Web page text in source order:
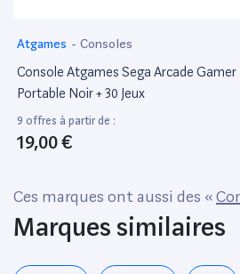
Atgames - Consoles
Console Atgames Sega Arcade Gamer
Portable Noir + 30 Jeux
9 offres à partir de :
19,00 €
Ces marques ont aussi des «
Marques similaires